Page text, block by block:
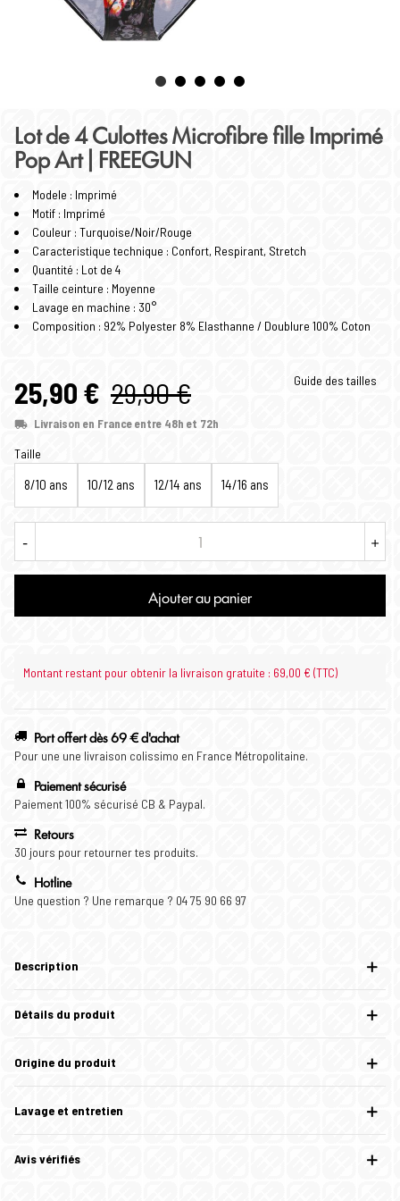
Lot de 4 Culottes Microfibre fille Imprimé
Pop Art | FREEGUN
Modele : Imprimé
Motif : Imprimé
Couleur : Turquoise/Noir/Rouge
Caracteristique technique : Confort, Respirant, Stretch
Quantité : Lot de 4
Taille ceinture : Moyenne
Lavage en machine : 30°
Composition : 92% Polyester 8% Elasthanne / Doublure 100% Coton
25,90 € 29,90 €
Livraison en France entre 48h et 72h
Guide des tailles
Taille
8/10 ans 10/12 ans 12/14 ans 14/16 ans
- +
Ajouter au panier
Montant restant pour obtenir la livraison gratuite : 69,00 € (TTC)
Port offert dès 69 € d'achat
Pour une une livraison colissimo en France Métropolitaine.
Paiement sécurisé
Paiement 100% sécurisé CB & Paypal.
Retours
30 jours pour retourner tes produits.
Hotline
Une question ? Une remarque ? 04 75 90 66 97
Description
Détails du produit
Origine du produit
Lavage et entretien
Avis vérifiés